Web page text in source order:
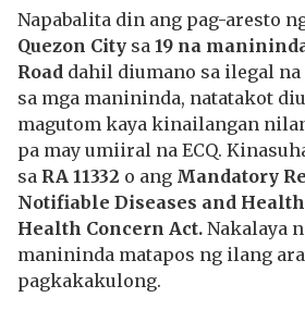
Napabalita din ang pag-aresto
Quezon City sa 19 na
Road dahil diumano sa ilegal na
sa mga manininda, natatakot
magutom kaya kinailangan
pa may umiiral na ECQ.
sa RA 11332 o ang Mandatory
Notifiable Diseases and
Health Concern Act. Nakalaya
manininda matapos ng ilang
pagkakakulong.